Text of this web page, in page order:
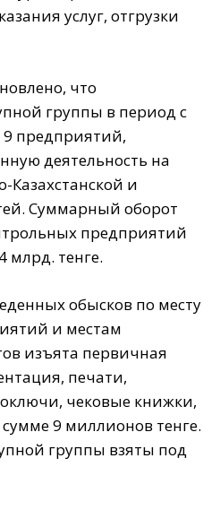
услуг, отгрузки
что
группы в период с
9 предприятий,
деятельность на
Казахстанской и
Суммарный оборот
предприятий
млрд. тенге.
обысков по месту
и местам
изъята первичная
печати,
чековые книжки,
9 миллионов тенге.
группы взяты под